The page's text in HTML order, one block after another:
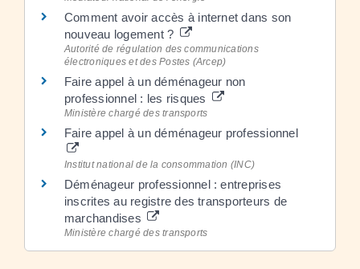
Comment avoir accès à internet dans son
nouveau logement ?
Autorité de régulation des communications
électroniques et des Postes (Arcep)
Faire appel à un déménageur non
professionnel : les risques
Ministère chargé des transports
Faire appel à un déménageur professionnel
Institut national de la consommation (INC)
Déménageur professionnel : entreprises
inscrites au registre des transporteurs de
marchandises
Ministère chargé des transports